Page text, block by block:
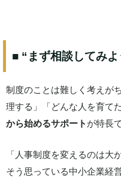
■ “まず相談してみ
制度のことは難しく考えが
理する」「どんな人を育て
から始めるサポート が特長
「人事制度を変えるのは大
そう思っている中小企業経